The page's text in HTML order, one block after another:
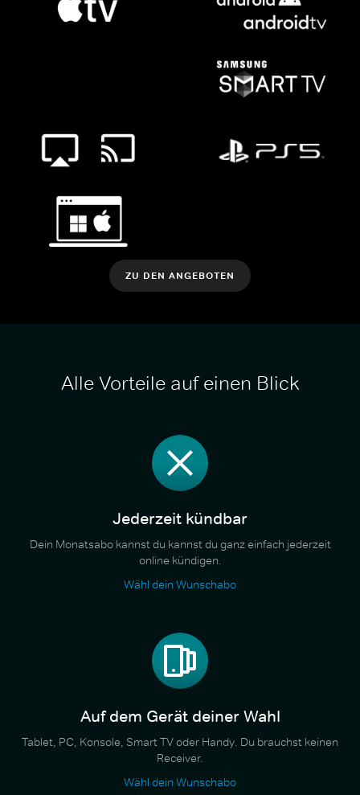
ZU DEN ANGEBOTEN
Alle Vorteile auf einen Blick
Jederzeit kündbar
Dein Monatsabo kannst du kannst du ganz einfach jederzeit
online kündigen.
Wähl dein Wunschabo
Auf dem Gerät deiner Wahl
Tablet, PC, Konsole, Smart TV oder Handy. Du brauchst keinen
Receiver.
Wähl dein Wunschabo